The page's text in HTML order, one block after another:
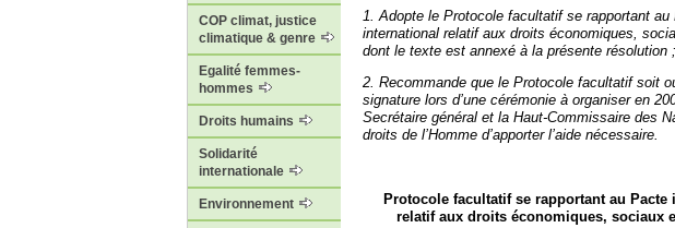
COP climat, justice
climatique & genre
Egalité femmes-
hommes
Droits humains
Solidarité
internationale
Environnement
1. Adopte le Protocole facultatif se rapportant au
international relatif aux droits économiques,
dont le texte est annexé à la présente résolution ;
2. Recommande que le Protocole facultatif soit
signature lors d’une cérémonie à organiser en
Secrétaire général et la Haut-Commissaire des
droits de l’Homme d’apporter l’aide nécessaire.
Protocole facultatif se rapportant au Pacte
relatif aux droits économiques, sociaux